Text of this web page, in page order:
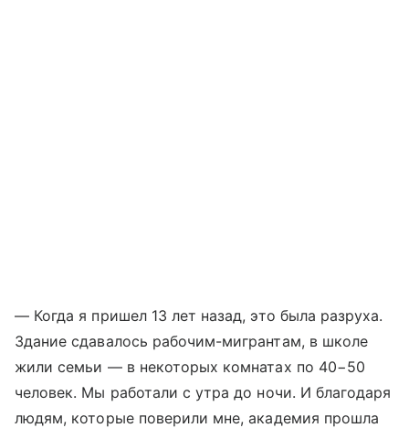
— Когда я пришел 13 лет назад, это была разруха.
Здание сдавалось рабочим-мигрантам, в школе
жили семьи — в некоторых комнатах по 40−50
человек. Мы работали с утра до ночи. И благодаря
людям, которые поверили мне, академия прошла